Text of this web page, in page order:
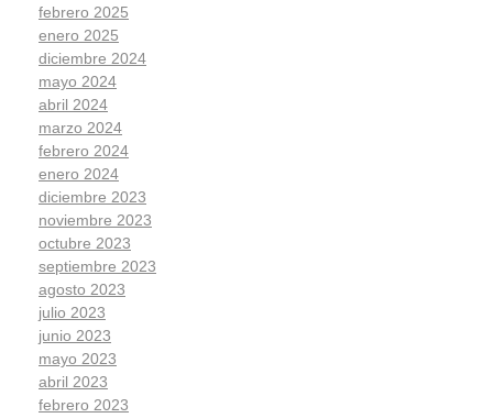
febrero 2025
enero 2025
diciembre 2024
mayo 2024
abril 2024
marzo 2024
febrero 2024
enero 2024
diciembre 2023
noviembre 2023
octubre 2023
septiembre 2023
agosto 2023
julio 2023
junio 2023
mayo 2023
abril 2023
febrero 2023